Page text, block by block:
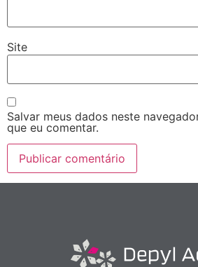
Site
Salvar meus dados neste
que eu comentar.